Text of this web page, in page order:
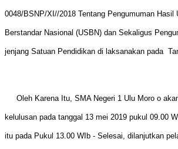
0048/BSNP/XI//2018 Tentang Pengumuman Hasil
Berstandar Nasional (USBN) dan Sekaligus
jenjang Satuan Pendidikan di laksanakan pada
Oleh Karena Itu, SMA Negeri 1 Ulu Moro o
kelulusan pada tanggal 13 mei 2019 pukul 09.00
itu pada Pukul 13.00 WIb - Selesai, dilanjutkan